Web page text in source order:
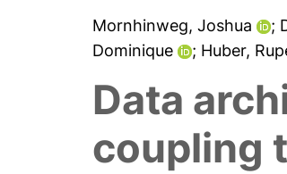
Mornhinweg, Joshua
;
Dominique
; Huber,
Data
coupling